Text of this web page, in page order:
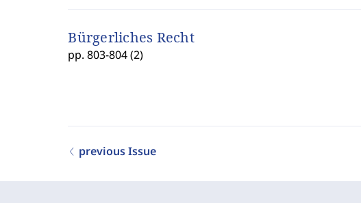
Bürgerliches Recht
pp. 803-804 (2)
previous Issue